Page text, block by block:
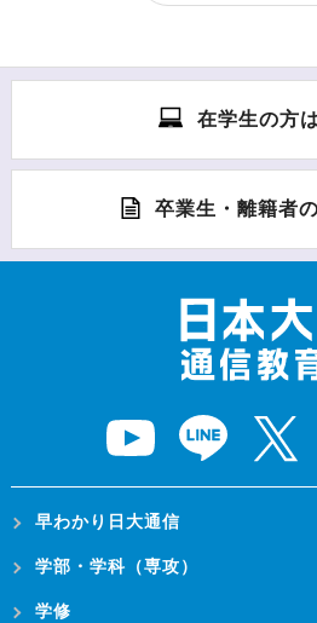
在学生の方
卒業生・離籍者
早わかり日大通信
学部・学科（専攻）
学修